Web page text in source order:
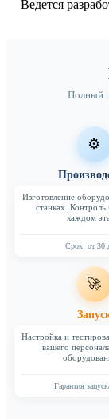
Ведется
Полный
⚙️
Изготовление
станках. Контроль
каждом
Срок: от 30
🚀
Настройка и
вашего
Гарантия